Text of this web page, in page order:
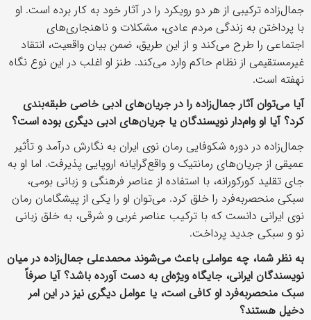
جمال‌زاده ترکیبی از هر دو رویکرد را در آثار خود به کار برده است. او
با پرداختن به زندگی مردم عادی، مشکلات و ناهنجاری‌های
اجتماعی را طرح می‌کند و از این طریق، ضمن بیان واقعیت، انتقاد
غیرمستقیمی از نظام حاکم وارد می‌کند. طنز او اغلب در این نوع نگاه
نهفته است.
آیا می‌توان آثار جمال‌زاده را در جریان‌های ادبی خاصی طبقه‌بندی
کرد؟ آیا او وام‌دار نویسندگان یا جریان‌های ادبی دیگری بوده است؟
جمال‌زاده در دوره شکوفایی رمان نوی ایران به نگارش درآمد و تأثیر
عمیقی از جریان‌های رمانتیک و واقع‌گرایانه اروپایی پذیرفت. اما او به
جای تقلید کورکورانه، با استفاده از عناصر فرهنگی و زبانی بومی،
سبکی منحصربه‌فرد را خلق کرد. می‌توان او را یکی از پیشگامان رمان
نوی ایرانی دانست که با ترکیب عناصر غربی و شرقی، به خلق زبانی
نو و سبکی جدید پرداخت.
به نظر شما، چه عواملی باعث می‌شوند محمدعلی جمال‌زاده در میان
نویسندگان ایرانی، جایگاه ویژه‌ای به دست آورده باشد؟ آیا صرفاً
سبک منحصربه‌فرد او کافی است، یا عوامل دیگری نیز در این امر
دخیل هستند؟